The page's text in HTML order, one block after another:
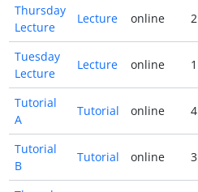
Thursday
Lecture
Lecture online 2
Tuesday
Lecture
Lecture online 1
Tutorial
A
Tutorial online 4
Tutorial
B
Tutorial online 3